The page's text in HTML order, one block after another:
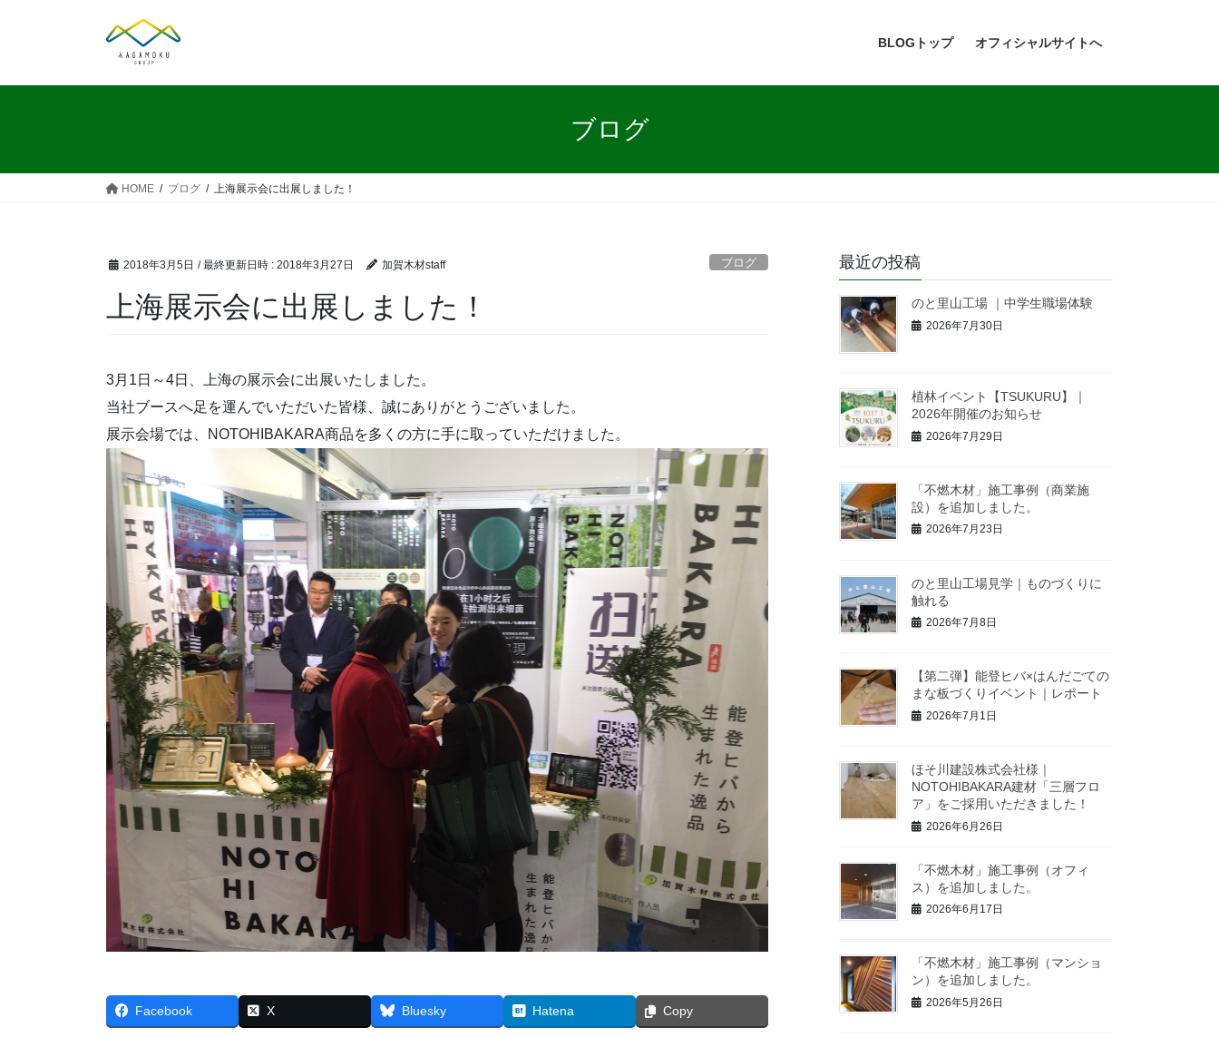
BLOGトップ オフィシャルサイトへ
ブログ
HOME ブログ 上海展示会に出展しました！
2018年3月5日 / 最終更新日時 : 2018年3月27日 加賀木材staff ブログ
上海展示会に出展しました！
3月1日～4日、上海の展示会に出展いたしました。
当社ブースへ足を運んでいただいた皆様、誠にありがとうございました。
展示会場では、NOTOHIBAKARA商品を多くの方に手に取っていただけました。
Facebook X Bluesky Hatena Copy
最近の投稿
のと里山工場 ｜中学生職場体験
2026年7月30日
植林イベント【TSUKURU】｜
2026年開催のお知らせ
2026年7月29日
「不燃木材」施工事例（商業施
設）を追加しました。
2026年7月23日
のと里山工場見学｜ものづくりに
触れる
2026年7月8日
【第二弾】能登ヒバ×はんだごての
まな板づくりイベント｜レポート
2026年7月1日
ほそ川建設株式会社様｜
NOTOHIBAKARA建材「三層フロ
ア」をご採用いただきました！
2026年6月26日
「不燃木材」施工事例（オフィ
ス）を追加しました。
2026年6月17日
「不燃木材」施工事例（マンショ
ン）を追加しました。
2026年5月26日